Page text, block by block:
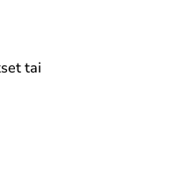
tai